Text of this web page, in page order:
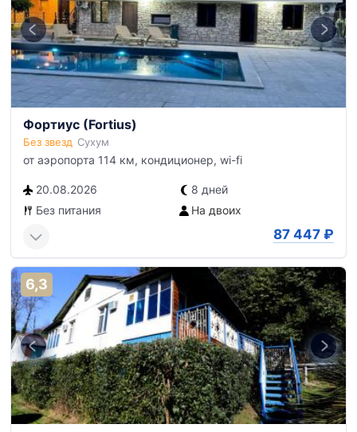
Фортиус (Fortius)
Без звезд Сухум
от аэропорта 114 км, кондиционер, wi-fi
20.08.2026
8 дней
Без питания
На двоих
87 447 ₽
6,3